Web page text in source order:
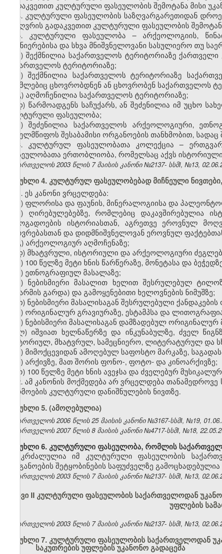
გადაკვეთით კულტურული ფასეულობის შემოტანა მისი
4. კულტურული ფასეულობის საზღვარგარეთიდან
საზღვრის გადაკვეთით კულტურული ფასეულობის
5. კულტურული ფასეულობა – არქეოლოგიის,
მეცნიერებისა და სხვა მნიშვნელოვანი სასულიერო თუ
ა) შექმნილია საქართველოს ტერიტორიაზე
საქართველოს ტერიტორიაზე;
ბ) შექმნილია საქართველოს ტერიტორიაზე
რომლებიც ცხოვრობდნენ ან ცხოვრობენ საქართველოს
გ) აღმოჩენილია საქართველოს ტერიტორიაზე;
დ) წარმოადგენს საჩუქარს, ან შეძენილია იმ უცხო
კულტურული ფასეულობა;
ე) შეძენილია საქართველოს არქეოლოგიური,
სახელმწიფოს შესაბამისი ორგანოების თანხმობით,
6. კულტურულ ფასეულობათა კოლექცია –
ფასეულობათა ერთობლიობა, რომელსაც აქვს
საქართველოს 2003 წლის 7 მაისის კანონი №2137- სსმI, №13,
მუხლი 4. კულტურულ ფასეულობებად მიჩნეული
1. ეს კანონი ვრცელდება:
ა) ფლორისა და ფაუნის, მინერალოგიისა და
ბ) ღირებულებებზე, რომლებიც დაკავშირებულია
საზოგადოების ისტორიასთან, აგრეთვე ეროვნულ
ცხოვრებასთან და დიდმნიშვნელოვან ეროვნულ
გ) არქეოლოგიურ აღმოჩენაზე;
დ) მხატვრული, ისტორიული და არქეოლოგიური
ე) 100 წელზე მეტი ხნის წარწერაზე, მონეტასა და
ვ) ეთნოგრაფიულ მასალაზე;
ზ) ნებისმიერი მასალით ხელით შესრულებულ
ნაწარმის გარდა) და გამოყენებითი ხელოვნების ნიმუშზე;
თ) ნებისმიერი მასალისაგან შესრულებული
ი) ორიგინალურ გრავიურაზე, ესტამპსა და
კ) ნებისმიერი მასალისაგან დამზადებულ
ლ) იშვიათ ხელნაწერზე და ინკუნაბულზე, ძველ
(ისტორიულ, მხატვრულ, სამეცნიერო, ლიტერატურულ და
მ) მიმოქცევიდან ამოღებულ საფოსტო მარკაზე,
ნ) არქივზე, მათ შორის ფონო-, ფოტო- და კინოარქივზე;
ო) 100 წელზე მეტი ხნის ავეჯსა და ძველებურ
2. ამ კანონის მოქმედება არ ვრცელდება
წარმოების კულტურული დანიშნულების ნივთზე.
მუხლი 5. (ამოღებულია)
საქართველოს 2006 წლის 25 მაისის კანონი №3167-სსმI, №19,
საქართველოს 2007 წლის 8 მაისის კანონი №4717-სსმI, №18,
მუხლი 6. კულტურული ფასეულობა, რომლის
აკრძალულია იმ კულტურული ფასეულობის
ორგანოების შეტყობინების საფუძველზე გამოცხადებულია
საქართველოს 2003 წლის 7 მაისის კანონი №2137- სსმI, №13,
თავი II კულტურული ფასეულობის საქართველოდან
უფლების
საქართველოს 2003 წლის 7 მაისის კანონი №2137- სსმI, №13,
მუხლი 7. კულტურული ფასეულობის საქართველოდან
საკუთრების უფლების უკანონო გადაცემა